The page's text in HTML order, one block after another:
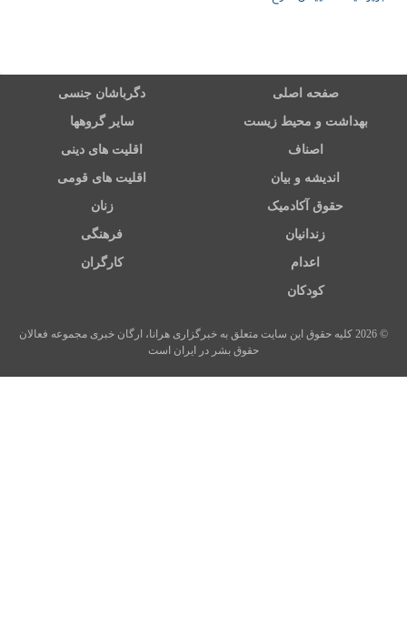
صفحه اصلی دگرباشان جنسی
بهداشت و محیط زیست سایر گروهها
اصناف اقلیت های دینی
اندیشه و بیان اقلیت های قومی
حقوق آکادمیک زنان
زندانیان فرهنگی
اعدام کارگران
کودکان
© 2026 کلیه حقوق این سایت متعلق به خبرگزاری هرانا، ارگان خبری مجموعه فعالان
حقوق بشر در ایران است